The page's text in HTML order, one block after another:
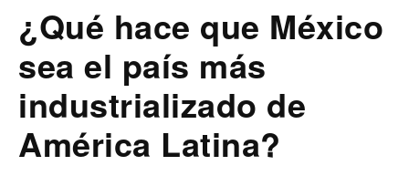
¿Qué hace que México
sea el país más
industrializado de
América Latina?